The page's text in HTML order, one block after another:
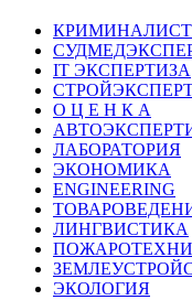
IT ЭКСПЕРТИЗА
О Ц Е Н К А
ЛАБОРАТОРИЯ
ЭКОНОМИКА
ENGINEERING
ЛИНГВИСТИКА
ЭКОЛОГИЯ